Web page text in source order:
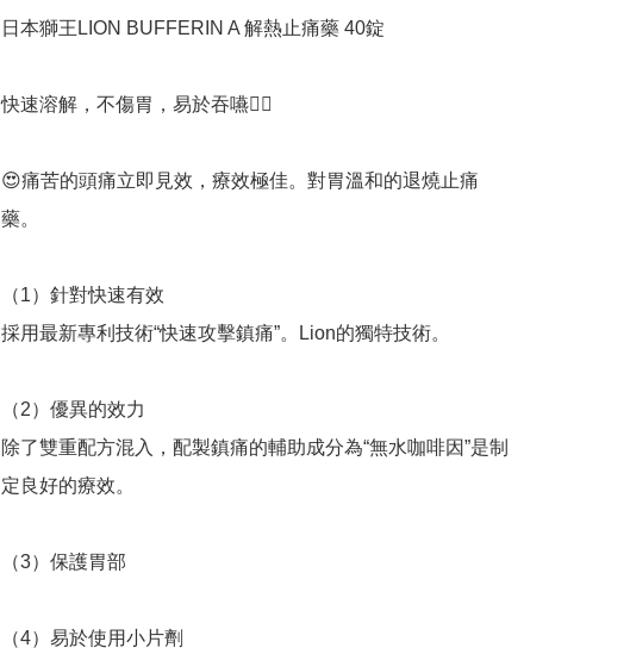
日本獅王LION BUFFERIN A 解熱止痛藥 40錠
快速溶解，不傷胃，易於吞嚥👍🏻
😍痛苦的頭痛立即見效，療效極佳。對胃溫和的退燒止痛
藥。
（1）針對快速有效
採用最新專利技術“快速攻擊鎮痛”。Lion的獨特技術。
（2）優異的效力
除了雙重配方混入，配製鎮痛的輔助成分為“無水咖啡因”是制
定良好的療效。
（3）保護胃部
（4）易於使用小片劑